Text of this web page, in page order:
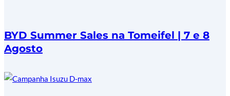
BYD Summer Sales na Tomeifel | 7 e 8
Agosto